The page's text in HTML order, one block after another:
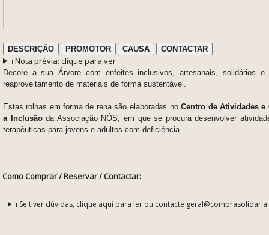
DESCRIÇÃO PROMOTOR CAUSA CONTACTAR
ℹ️ Nota prévia: clique para ver
Decore a sua Árvore com enfeites inclusivos, artesanais, solidários e
reaproveitamento de materiais de forma sustentável.
Estas rolhas em forma de rena são elaboradas noCentro de Atividades e
a Inclusãoda Associação NÓS, em que se procura desenvolver
terapêuticas para jovens e adultos com deficiência.
Como Comprar / Reservar / Contactar:
ℹ️ Se tiver dúvidas, clique aqui para ler ou contacte